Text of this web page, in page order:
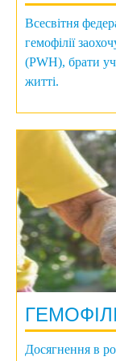
Всесвітня
гемофілії
(PWH), брати
житті.
Досягнення в